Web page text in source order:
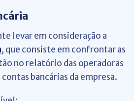
levar em consideração a
, que consiste em confrontar as
no relatório das operadoras
bancárias da empresa.